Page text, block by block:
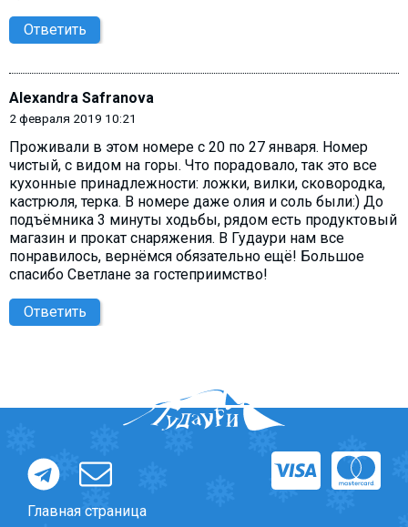
Ответить
Alexandra Safranova
2 февраля 2019 10:21
Проживали в этом номере с 20 по 27 января. Номер
чистый, с видом на горы. Что порадовало, так это все
кухонные принадлежности: ложки, вилки, сковородка,
кастрюля, терка. В номере даже олия и соль были:) До
подъёмника 3 минуты ходьбы, рядом есть продуктовый
магазин и прокат снаряжения. В Гудаури нам все
понравилось, вернёмся обязательно ещё! Большое
спасибо Светлане за гостеприимство!
Ответить
Главная страница